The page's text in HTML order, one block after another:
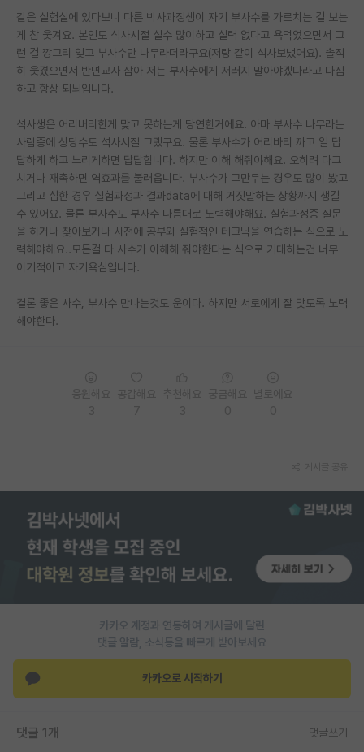
석박사 채용 정보 게시판
임용 정보 게시판
학부 인턴 게시판
취업 게시판
임용 후기 게시판
PI 전용 게시판
인문사회 계열 게시판
특수/전문대학원 게시판
장학금/장학생 게시판
반도체 아카데미
재팬라운지 🌸
같은 실험실에 있다보니 다른 박사과정생이 자기 부사수를 가르치는 걸 보는
게 참 웃겨요. 본인도 석사시절 실수 많이하고 실력 없다고 욕먹었으면서 그
런 걸 깡그리 잊고 부사수만 나무라더라구요(저랑 같이 석사보냈어요). 솔직
히 웃겼으면서 반면교사 삼아 저는 부사수에게 저러지 말아야겠다라고 다짐
하고 항상 되뇌입니다.
석사생은 어리버리한게 맞고 못하는게 당연한거에요. 아마 부사수 나무라는
사람중에 상당수도 석사시절 그랬구요. 물론 부사수가 어리바리 까고 일 답
답하게 하고 느리게하면 답답합니다. 하지만 이해 해줘야해요. 오히려 다그
치거나 재촉하면 역효과를 불러옵니다. 부사수가 그만두는 경우도 많이 봤고
그리고 심한 경우 실험과정과 결과data에 대해 거짓말하는 상황까지 생길
수 있어요. 물론 부사수도 부사수 나름대로 노력해야해요. 실험과정중 질문
을 하거나 찾아보거나 사전에 공부와 실험적인 테크닉을 연습하는 식으로 노
력해야해요..모든걸 다 사수가 이해해 줘야한다는 식으로 기대하는건 너무
이기적이고 자기욕심입니다.
결론 좋은 사수, 부사수 만나는것도 운이다. 하지만 서로에게 잘 맞도록 노력
해야한다.
카카오 계정과 연동하여 게시글에 달린
댓글 알람, 소식등을 빠르게 받아보세요
카카오로 시작하기
댓글 1개 댓글쓰기